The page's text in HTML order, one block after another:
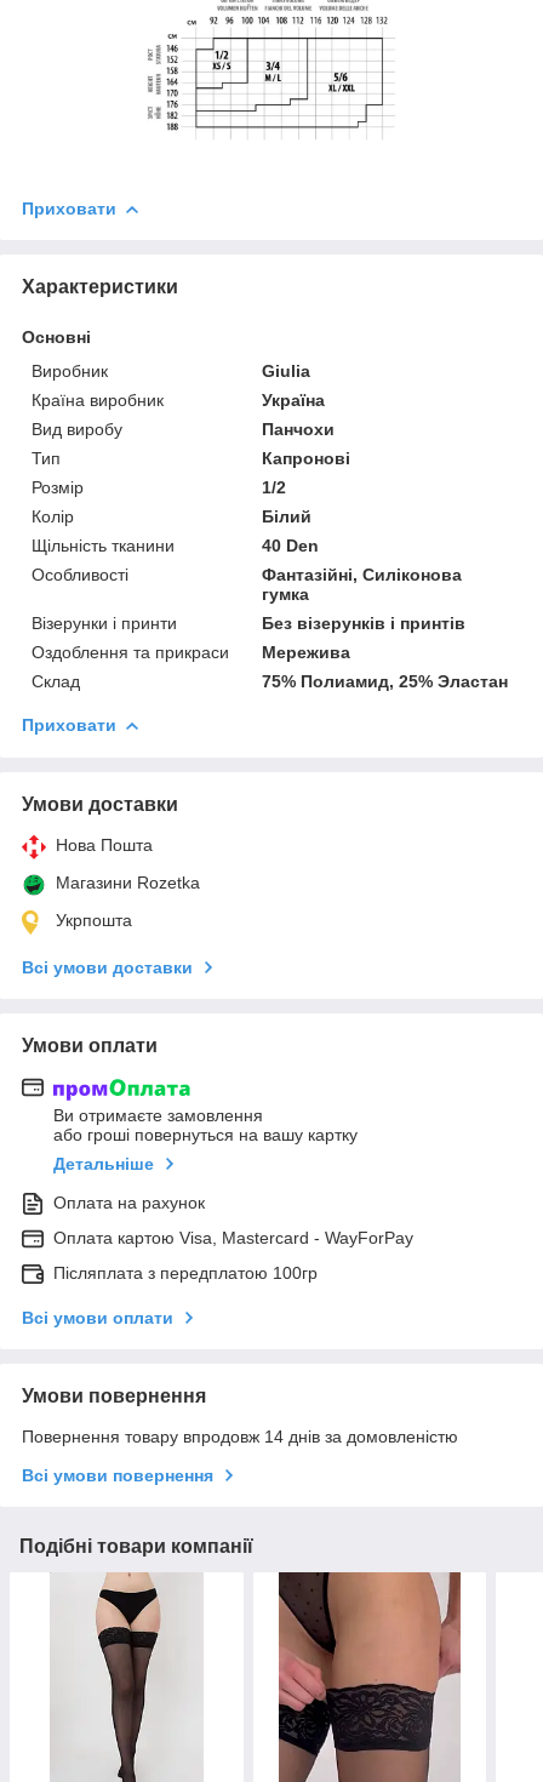
Приховати
Характеристики
Основні
Виробник
Giulia
Країна виробник
Україна
Вид виробу
Панчохи
Тип
Капронові
Розмір
1/2
Колір
Білий
Щільність тканини
40 Den
Особливості
Фантазійні, Силіконова
гумка
Візерунки і принти
Без візерунків і принтів
Оздоблення та прикраси
Мережива
Склад
75% Полиамид, 25% Эластан
Приховати
Умови доставки
Нова Пошта
Магазини Rozetka
Укрпошта
Всі умови доставки
Умови оплати
Ви отримаєте замовлення
або гроші повернуться на вашу картку
Детальніше
Оплата на рахунок
Оплата картою Visa, Mastercard - WayForPay
Післяплата з передплатою 100гр
Всі умови оплати
Умови повернення
Повернення товару впродовж 14 днів за домовленістю
Всі умови повернення
Подібні товари компанії